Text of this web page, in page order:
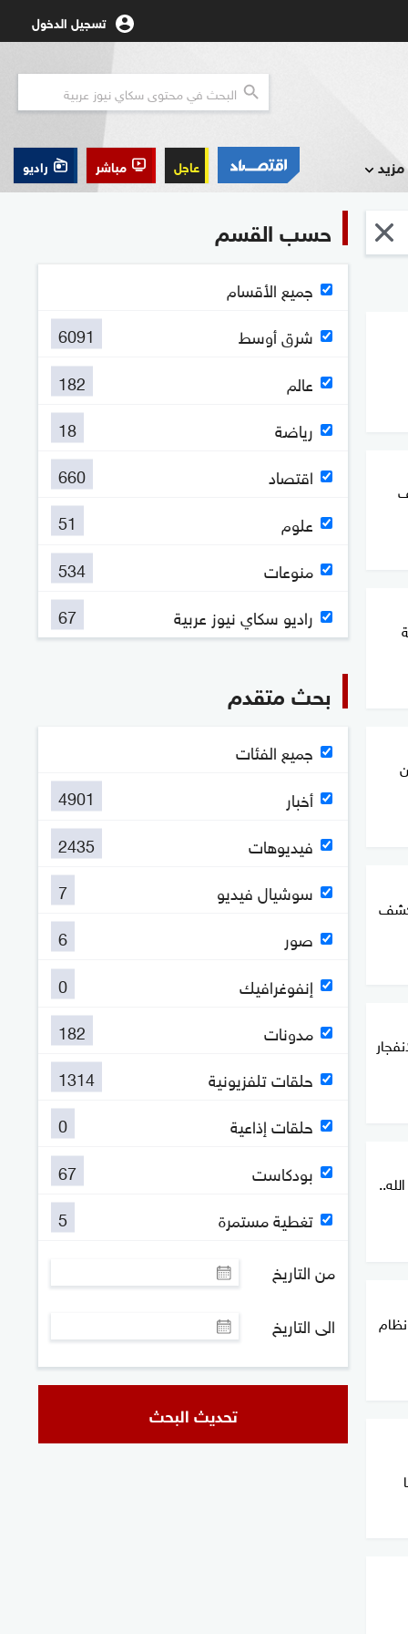
تسجيل الدخول
مزيد عاجل مباشر راديو
حسب القسم
جميع الأقسام
شرق أوسط
6091
عالم
182
رياضة
18
اقتصاد
660
علوم
51
منوعات
534
راديو سكاي نيوز عربية
67
بحث متقدم
جميع الفئات
أخبار
4901
فيديوهات
2435
سوشيال فيديو
7
صور
6
إنفوغرافيك
0
مدونات
182
حلقات تلفزيونية
1314
حلقات إذاعية
0
بودكاست
67
تغطية مستمرة
5
من التاريخ
الى التاريخ
تحديث البحث